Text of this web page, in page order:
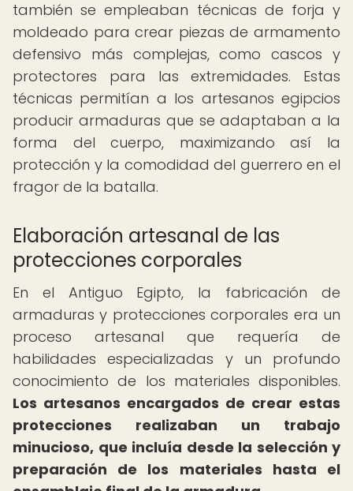
también se empleaban técnicas de forja y
moldeado para crear piezas de armamento
defensivo más complejas, como cascos y
protectores para las extremidades. Estas
técnicas permitían a los artesanos egipcios
producir armaduras que se adaptaban a la
forma del cuerpo, maximizando así la
protección y la comodidad del guerrero en el
fragor de la batalla.
Elaboración artesanal de las
protecciones corporales
En el Antiguo Egipto, la fabricación de
armaduras y protecciones corporales era un
proceso artesanal que requería de
habilidades especializadas y un profundo
conocimiento de los materiales disponibles.
Los artesanos encargados de crear estas
protecciones realizaban un trabajo
minucioso, que incluía desde la selección y
preparación de los materiales hasta el